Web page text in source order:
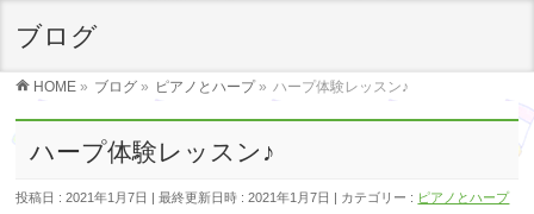
ブログ
HOME » ブログ » ピアノとハープ» ハープ体験レッスン♪
ハープ体験レッスン♪
投稿日 : 2021年1月7日 最終更新日時 : 2021年1月7日 カテゴリー : ピアノとハープ